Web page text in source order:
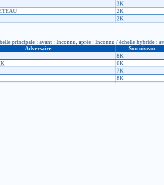
3K
2K
2K
principale : avant : Inconnu, après : Inconnu / échelle hybride :
Adversaire Son niveau
8K
6K
7K
8K